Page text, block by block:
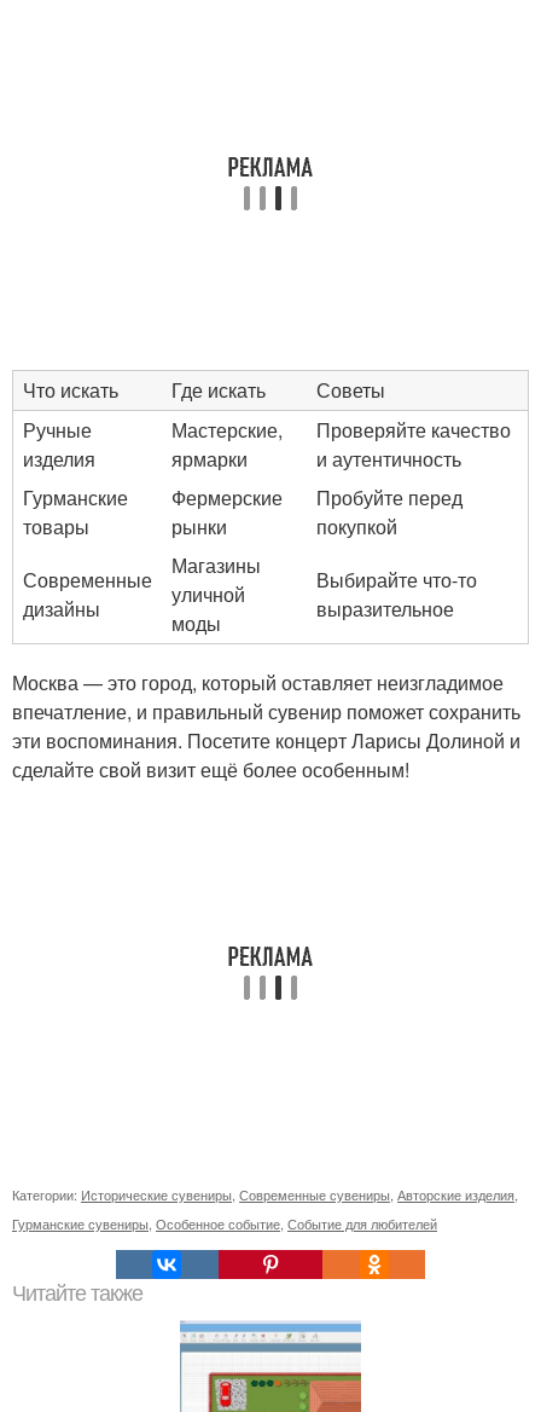
Что искать Где искать
Советы
Ручные
изделия
Мастерские,
ярмарки
Проверяйте качество
и аутентичность
Гурманские
товары
Фермерские
рынки
Пробуйте перед
покупкой
Современные
дизайны
Магазины
уличной
моды
Выбирайте что-то
выразительное
Москва — это город, который оставляет неизгладимое
впечатление, и правильный сувенир поможет сохранить
эти воспоминания. Посетите концерт Ларисы Долиной и
сделайте свой визит ещё более особенным!
Категории: Исторические сувениры Современные сувениры Авторские изделия
Гурманские сувениры Особенное событие Событие для любителей
Читайте также